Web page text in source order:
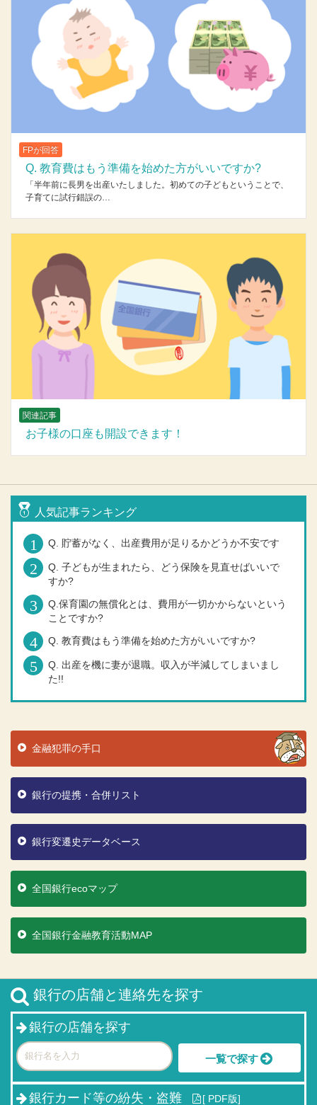
FPが回答
Q. 教育費はもう準備を始めた方がいいですか?
「半年前に長男を出産いたしました。初めての子どもということで、
子育てに試行錯誤の…
関連記事
お子様の口座も開設できます！
人気記事ランキング
Q. 貯蓄がなく、出産費用が足りるかどうか不安です
Q. 子どもが生まれたら、どう保険を見直せばいいで
すか?
Q.保育園の無償化とは、費用が一切かからないという
ことですか?
Q. 教育費はもう準備を始めた方がいいですか?
Q. 出産を機に妻が退職。収入が半減してしまいまし
た!!
金融犯罪の手口
銀行の提携・合併リスト
銀行変遷史データベース
全国銀行ecoマップ
全国銀行金融教育活動MAP
銀行の店舗と連絡先を探す
銀行の店舗を探す
一覧で探す
銀行カード等の紛失・盗難 [ PDF版]